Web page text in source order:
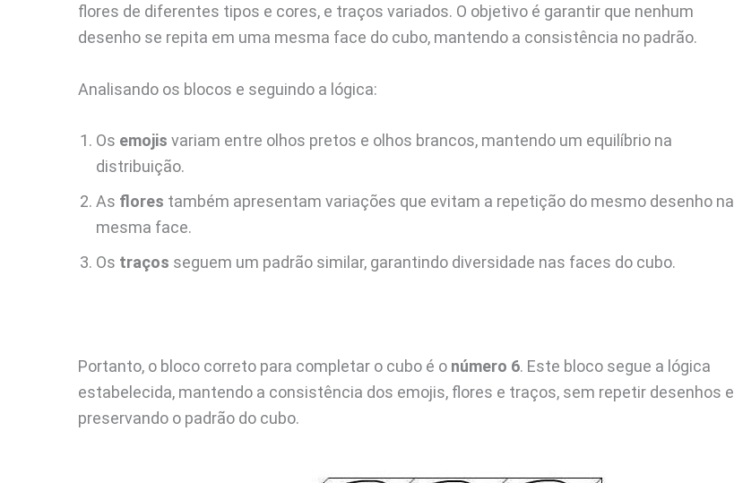
flores de diferentes tipos e cores, e traços variados. O objetivo é garantir que nenhum
desenho se repita em uma mesma face do cubo, mantendo a consistência no padrão.
Analisando os blocos e seguindo a lógica:
Os emojis variam entre olhos pretos e olhos brancos, mantendo um equilíbrio na
distribuição.
As flores também apresentam variações que evitam a repetição do mesmo desenho na
mesma face.
Os traços seguem um padrão similar, garantindo diversidade nas faces do cubo.
Portanto, o bloco correto para completar o cubo é o número 6. Este bloco segue a lógica
estabelecida, mantendo a consistência dos emojis, flores e traços, sem repetir desenhos e
preservando o padrão do cubo.